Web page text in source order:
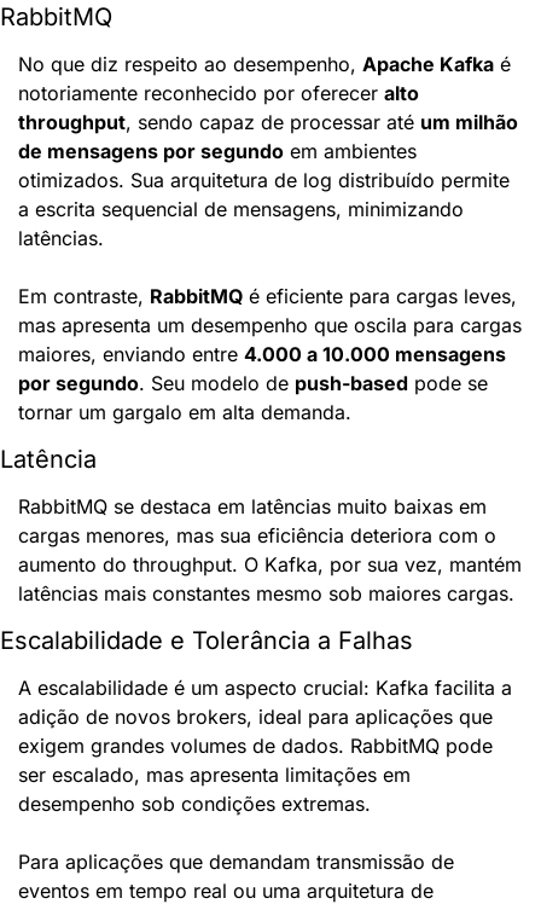
RabbitMQ
No que diz respeito ao desempenho, Apache Kafka é
notoriamente reconhecido por oferecer alto
throughput, sendo capaz de processar até um milhão
de mensagens por segundo em ambientes
otimizados. Sua arquitetura de log distribuído permite
a escrita sequencial de mensagens, minimizando
latências.
Em contraste, RabbitMQ é eficiente para cargas leves,
mas apresenta um desempenho que oscila para cargas
maiores, enviando entre 4.000 a 10.000 mensagens
por segundo. Seu modelo de push-based pode se
tornar um gargalo em alta demanda.
Latência
RabbitMQ se destaca em latências muito baixas em
cargas menores, mas sua eficiência deteriora com o
aumento do throughput. O Kafka, por sua vez, mantém
latências mais constantes mesmo sob maiores cargas.
Escalabilidade e Tolerância a Falhas
A escalabilidade é um aspecto crucial: Kafka facilita a
adição de novos brokers, ideal para aplicações que
exigem grandes volumes de dados. RabbitMQ pode
ser escalado, mas apresenta limitações em
desempenho sob condições extremas.
Para aplicações que demandam transmissão de
eventos em tempo real ou uma arquitetura de